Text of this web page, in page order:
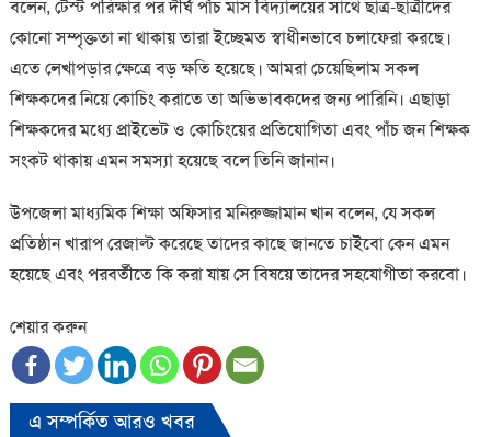
বলেন, টেস্ট পরিক্ষার পর দীর্ঘ পাঁচ মাস বিদ্যালয়ের সাথে ছাত্র-ছাত্রীদের
কোনো সম্পৃক্ততা না থাকায় তারা ইচ্ছেমত স্বাধীনভাবে চলাফেরা করছে।
এতে লেখাপড়ার ক্ষেত্রে বড় ক্ষতি হয়েছে। আমরা চেয়েছিলাম সকল
শিক্ষকদের নিয়ে কোচিং করাতে তা অভিভাবকদের জন্য পারিনি। এছাড়া
শিক্ষকদের মধ্যে প্রাইভেট ও কোচিংয়ের প্রতিযোগিতা এবং পাঁচ জন শিক্ষক
সংকট থাকায় এমন সমস্যা হয়েছে বলে তিনি জানান।
উপজেলা মাধ্যমিক শিক্ষা অফিসার মনিরুজ্জামান খান বলেন, যে সকল
প্রতিষ্ঠান খারাপ রেজাল্ট করেছে তাদের কাছে জানতে চাইবো কেন এমন
হয়েছে এবং পরবর্তীতে কি করা যায় সে বিষয়ে তাদের সহযোগীতা করবো।
শেয়ার করুন
এ সম্পর্কিত আরও খবর